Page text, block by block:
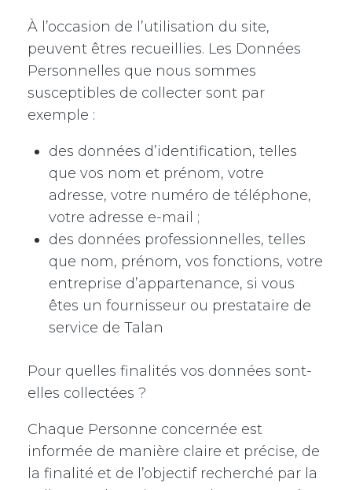
À l’occasion de l’utilisation du site,
peuvent êtres recueillies. Les Données
Personnelles que nous sommes
susceptibles de collecter sont par
exemple :
des données d’identification, telles
que vos nom et prénom, votre
adresse, votre numéro de téléphone,
votre adresse e-mail ;
des données professionnelles, telles
que nom, prénom, vos fonctions, votre
entreprise d’appartenance, si vous
êtes un fournisseur ou prestataire de
service de Talan
Pour quelles finalités vos données sont-
elles collectées ?
Chaque Personne concernée est
informée de manière claire et précise, de
la finalité et de l’objectif recherché par la